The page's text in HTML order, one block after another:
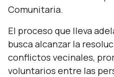
Comunitaria.
El proceso que lleva
busca alcanzar la
conflictos vecinales,
voluntarios entre las